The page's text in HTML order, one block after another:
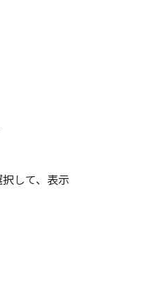
して、表示